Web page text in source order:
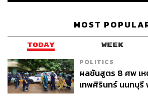
MOST
TODAY WEEK
POLITICS
ผลชันสูตร 8 ศพ เห
เทพศิรินทร์ นนทบุรี